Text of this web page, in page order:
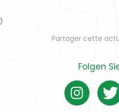
Partager cette
Folgen